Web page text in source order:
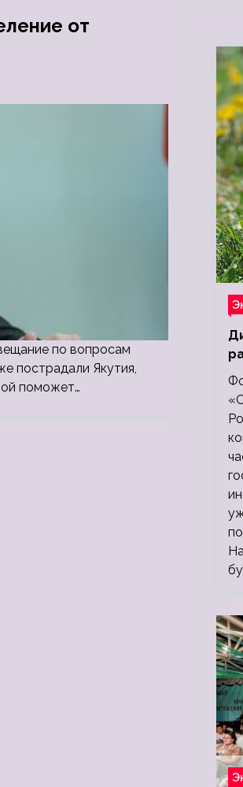
от
по вопросам
пострадали Якутия,
поможет…